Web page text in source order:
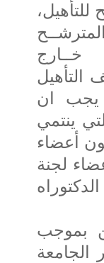
للتأهيل،
خــارج
التأهيل
يجب ان
ينتمي
أعضاء
لجنة
بموجب
الجامعة